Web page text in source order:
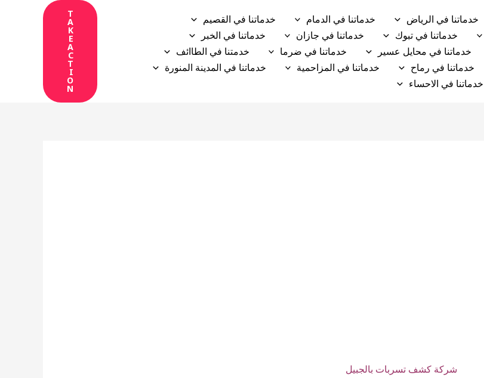
خدماتنا في الرياض خدماتنا في الدمام
خدماتنا في القصيم
خدماتنا في تبوك خدماتنا في جازان
خدماتنا في الخبر
خدماتنا في محايل عسير خدماتنا في ضرما
خدمتنا في الطاائف
خدماتنا في رماح خدماتنا في المزاحمية
خدماتنا في المدينة المنورة
خدماتنا في الاحساء
T
A
K
E
A
C
T
I
O
N
شركة كشف تسربات بالجبيل